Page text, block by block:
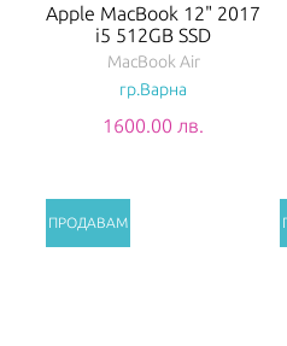
Apple MacBook 12" 2017
i5 512GB SSD
MacBook Air
гр.Варна
1600.00 лв.